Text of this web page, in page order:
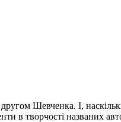
Шевченка. І,
в творчості названих